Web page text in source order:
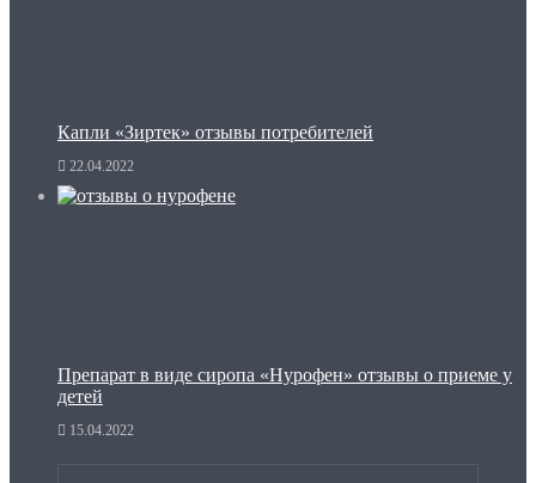
Капли «Зиртек» отзывы потребителей
22.04.2022
Препарат в виде сиропа «Нурофен» отзывы о приеме у
детей
15.04.2022